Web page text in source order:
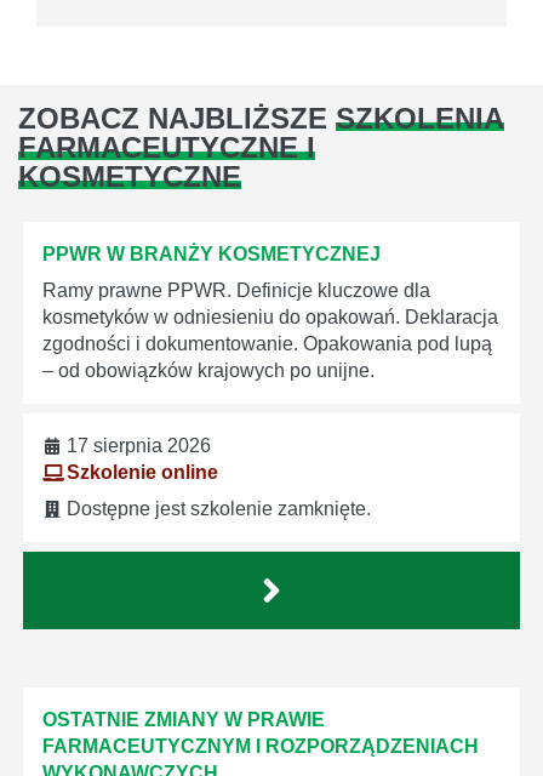
ZOBACZ NAJBLIŻSZE SZKOLENIA
FARMACEUTYCZNE I
KOSMETYCZNE
PPWR W BRANŻY KOSMETYCZNEJ
Ramy prawne PPWR. Definicje kluczowe dla
kosmetyków w odniesieniu do opakowań. Deklaracja
zgodności i dokumentowanie. Opakowania pod lupą
– od obowiązków krajowych po unijne.
17 sierpnia 2026
Szkolenie online
Dostępne jest szkolenie zamknięte.
OSTATNIE ZMIANY W PRAWIE
FARMACEUTYCZNYM I ROZPORZĄDZENIACH